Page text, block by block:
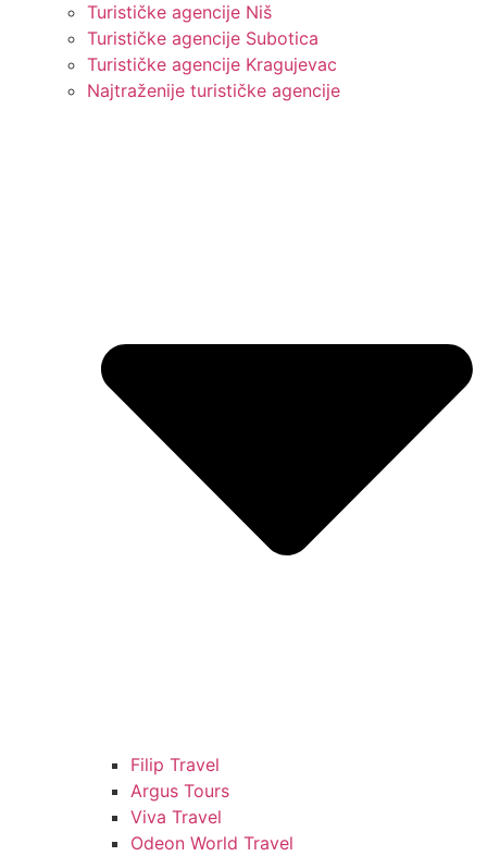
Turističke agencije Niš
Turističke agencije Subotica
Turističke agencije Kragujevac
Najtraženije turističke agencije
Filip Travel
Argus Tours
Viva Travel
Odeon World Travel